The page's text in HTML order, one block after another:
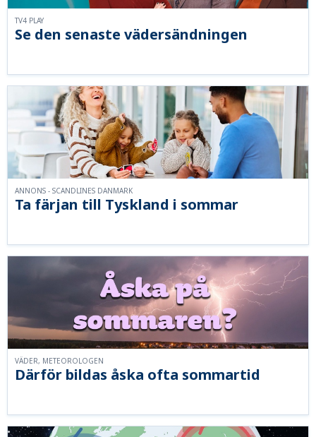
Se den senaste vädersändningen
TV4 PLAY
Ta färjan till Tyskland i sommar
ANNONS - SCANDLINES DANMARK
Därför bildas åska ofta sommartid
VÄDER, METEOROLOGEN